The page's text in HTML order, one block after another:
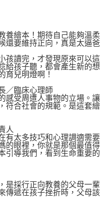
繪本！期待自己能夠溫柔
還要維持正向，真是太逼爸
讀完，才發現原來可以這
給孩子聽，都會產生新的想
育兒明燈啊！
／臨床心理師
受周遭人事物的立場。讓
符合社會的規範。是這套繪
人
太多技巧和心理調適需要
的眼裡，你就是那個最值得
引導我們，看到生命重要的
採行正向教養的父母一輩
傳遞在孩子挫折時，父母該